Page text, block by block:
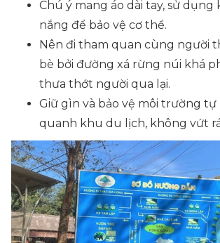
Chú ý mang áo dài tay, sử dụng
nắng để bảo vệ cơ thể.
Nên đi tham quan cùng người
bè bởi đường xá rừng núi khá
thưa thớt người qua lại.
Giữ gìn và bảo vệ môi trường
quanh khu du lịch, không vứt